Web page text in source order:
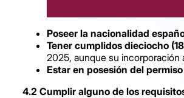
Poseer la nacionalidad
Tener cumplidos dieciocho
2025, aunque su incorporación
Estar en posesión del
4.2 Cumplir alguno de los